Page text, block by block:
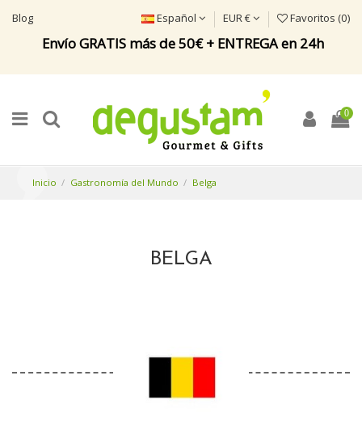
Blog
Envío GRATIS más de 50€ + ENTREGA en 24h
Español EUR € Favoritos (0)
0
Inicio Gastronomía del Mundo Belga
BELGA